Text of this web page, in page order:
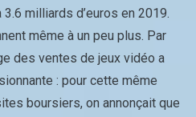
milliards d’euros en 2019.
même à un peu plus. Par
des ventes de jeux vidéo a
: pour cette même
boursiers, on annonçait que